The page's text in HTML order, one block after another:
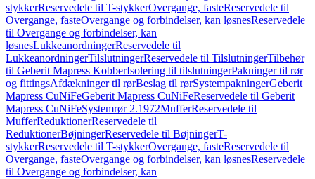
stykkerReservedele til T-stykkerOvergange, fasteReservedele til
Overgange, fasteOvergange og forbindelser, kan løsnesReservedele
til Overgange og forbindelser, kan
løsnesLukkeanordningerReservedele til
LukkeanordningerTilslutningerReservedele til TilslutningerTilbehør
til Geberit Mapress KobberIsolering til tilslutningerPakninger til rør
og fittingsAfdækninger til rørBeslag til rørSystempakningerGeberit
Mapress CuNiFeGeberit Mapress CuNiFeReservedele til Geberit
Mapress CuNiFeSystemrør 2.1972MufferReservedele til
MufferReduktionerReservedele til
ReduktionerBøjningerReservedele til BøjningerT-
stykkerReservedele til T-stykkerOvergange, fasteReservedele til
Overgange, fasteOvergange og forbindelser, kan løsnesReservedele
til Overgange og forbindelser, kan